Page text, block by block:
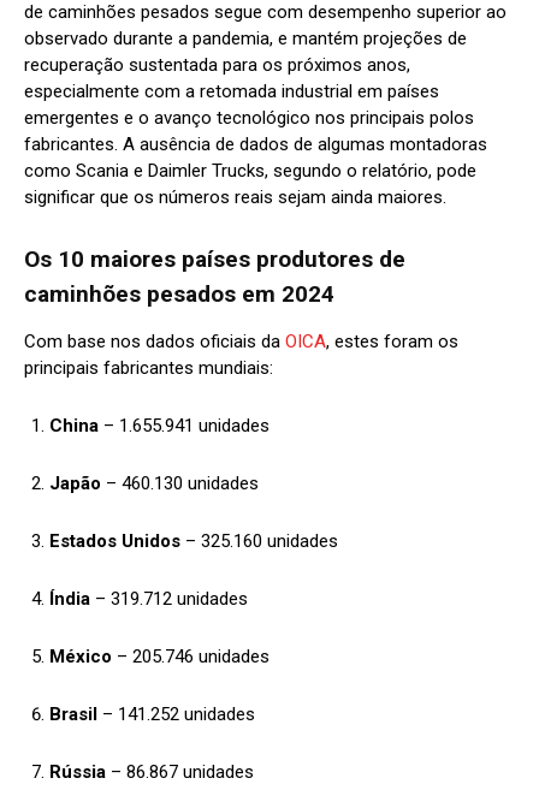
de caminhões pesados segue com desempenho superior ao
observado durante a pandemia, e mantém projeções de
recuperação sustentada para os próximos anos,
especialmente com a retomada industrial em países
emergentes e o avanço tecnológico nos principais polos
fabricantes. A ausência de dados de algumas montadoras
como Scania e Daimler Trucks, segundo o relatório, pode
significar que os números reais sejam ainda maiores.
Os 10 maiores países produtores de
caminhões pesados em 2024
Com base nos dados oficiais da OICA, estes foram os
principais fabricantes mundiais:
China – 1.655.941 unidades
Japão – 460.130 unidades
Estados Unidos – 325.160 unidades
Índia – 319.712 unidades
México – 205.746 unidades
Brasil – 141.252 unidades
Rússia – 86.867 unidades